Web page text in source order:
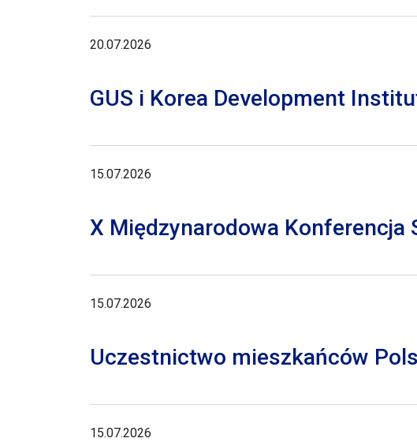
20.07.2026
GUS i Korea Development
15.07.2026
X Międzynarodowa Konferencja
15.07.2026
Uczestnictwo mieszkańców
15.07.2026